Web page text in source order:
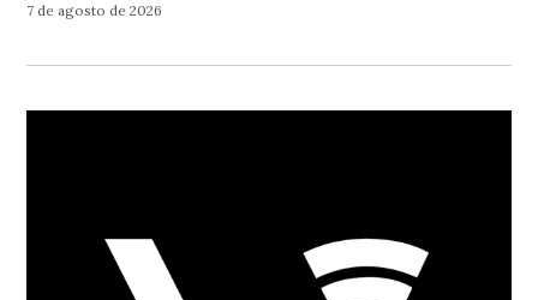
7 de agosto de 2026